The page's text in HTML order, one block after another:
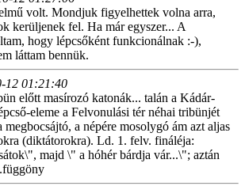
volt. Mondjuk figyelhettek volna arra,
kerüljenek fel. Ha már egyszer... A
hogy lépcsőként funkcionálnak :-),
láttam bennük.
12 01:21:40
előtt masírozó katonák... talán a Kádár-
eleme a Felvonulási tér néhai tribünjét
a népére mosolygó ám azt aljas
(diktátorokra). Ld. 1. felv. fináléja:
majd \" a hóhér bárdja vár...\"; aztán